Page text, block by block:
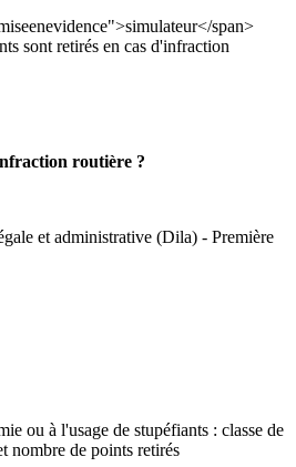
span>
sont retirés en cas d'infraction
routière ?
et administrative (Dila) - Première
ou à l'usage de stupéfiants : classe de
nombre de points retirés